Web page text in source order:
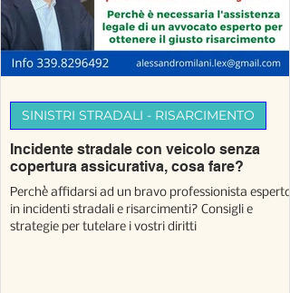
Incidente stradale con veicolo senza
copertura assicurativa, cosa fare?
Perchè affidarsi ad un bravo professionista esperto
in incidenti stradali e risarcimenti? Consigli e
strategie per tutelare i vostri diritti
SINISTRI STRADALI - RISARCIMENTO